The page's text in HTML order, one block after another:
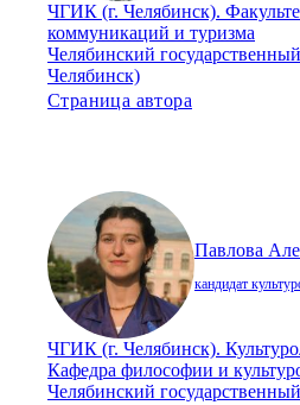
ЧГИК (г. Челябинск).
коммуникаций и туризма
Челябинский
Челябинск)
Страница автора
Павлова
кандидат
ЧГИК (г. Челябинск).
Кафедра философии и
Челябинский